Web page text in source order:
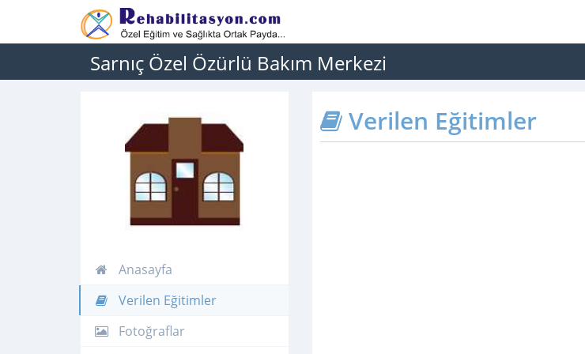
Sarnıç Özel Özürlü Bakım Merkezi
Anasayfa
Verilen Eğitimler
Fotoğraflar
Verilen Eğitimler